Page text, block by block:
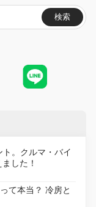
検索
。クルマ・バイ
した！
て本当？ 冷房と